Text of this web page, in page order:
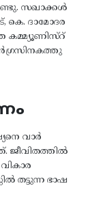
സഖാക്കൾ
കെ. ദാമോദര
കമ്മ്യൂണിസ്റ്
വാർ
ജീവിതത്തിൽ
തട്ടുന്ന ഭാഷ